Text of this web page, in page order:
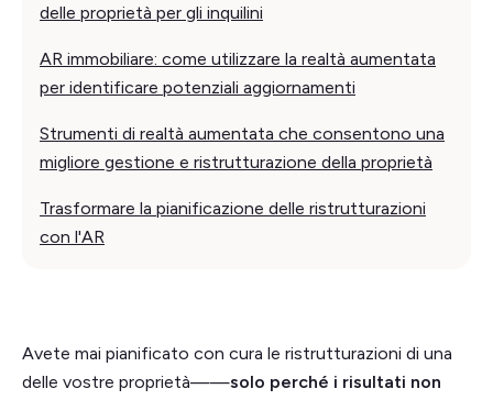
delle proprietà per gli inquilini
AR immobiliare: come utilizzare la realtà aumentata
per identificare potenziali aggiornamenti
Strumenti di realtà aumentata che consentono una
migliore gestione e ristrutturazione della proprietà
Trasformare la pianificazione delle ristrutturazioni
con l'AR
Avete mai pianificato con cura le ristrutturazioni di una
delle vostre proprietà——solo perché i risultati non